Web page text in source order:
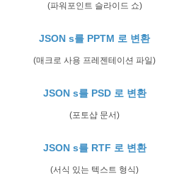
(파워포인트 슬라이드 쇼)
JSON s를 PPTM 로 변환
(매크로 사용 프레젠테이션 파일)
JSON s를 PSD 로 변환
(포토샵 문서)
JSON s를 RTF 로 변환
(서식 있는 텍스트 형식)